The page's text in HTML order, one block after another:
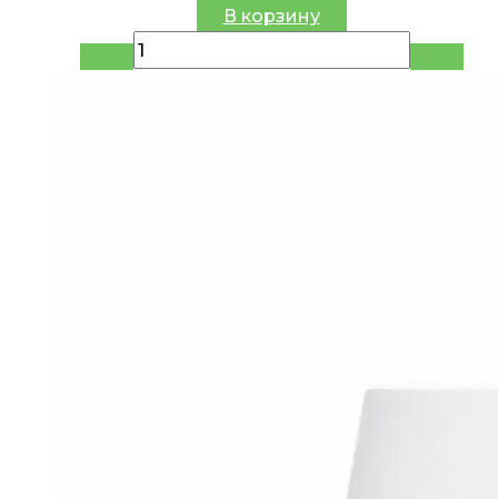
цена
79.94 руб..
67.95 руб..
В корзину